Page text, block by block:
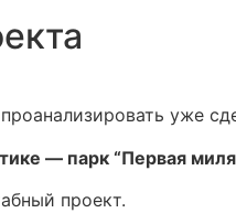
уже
— парк “Первая
проект.